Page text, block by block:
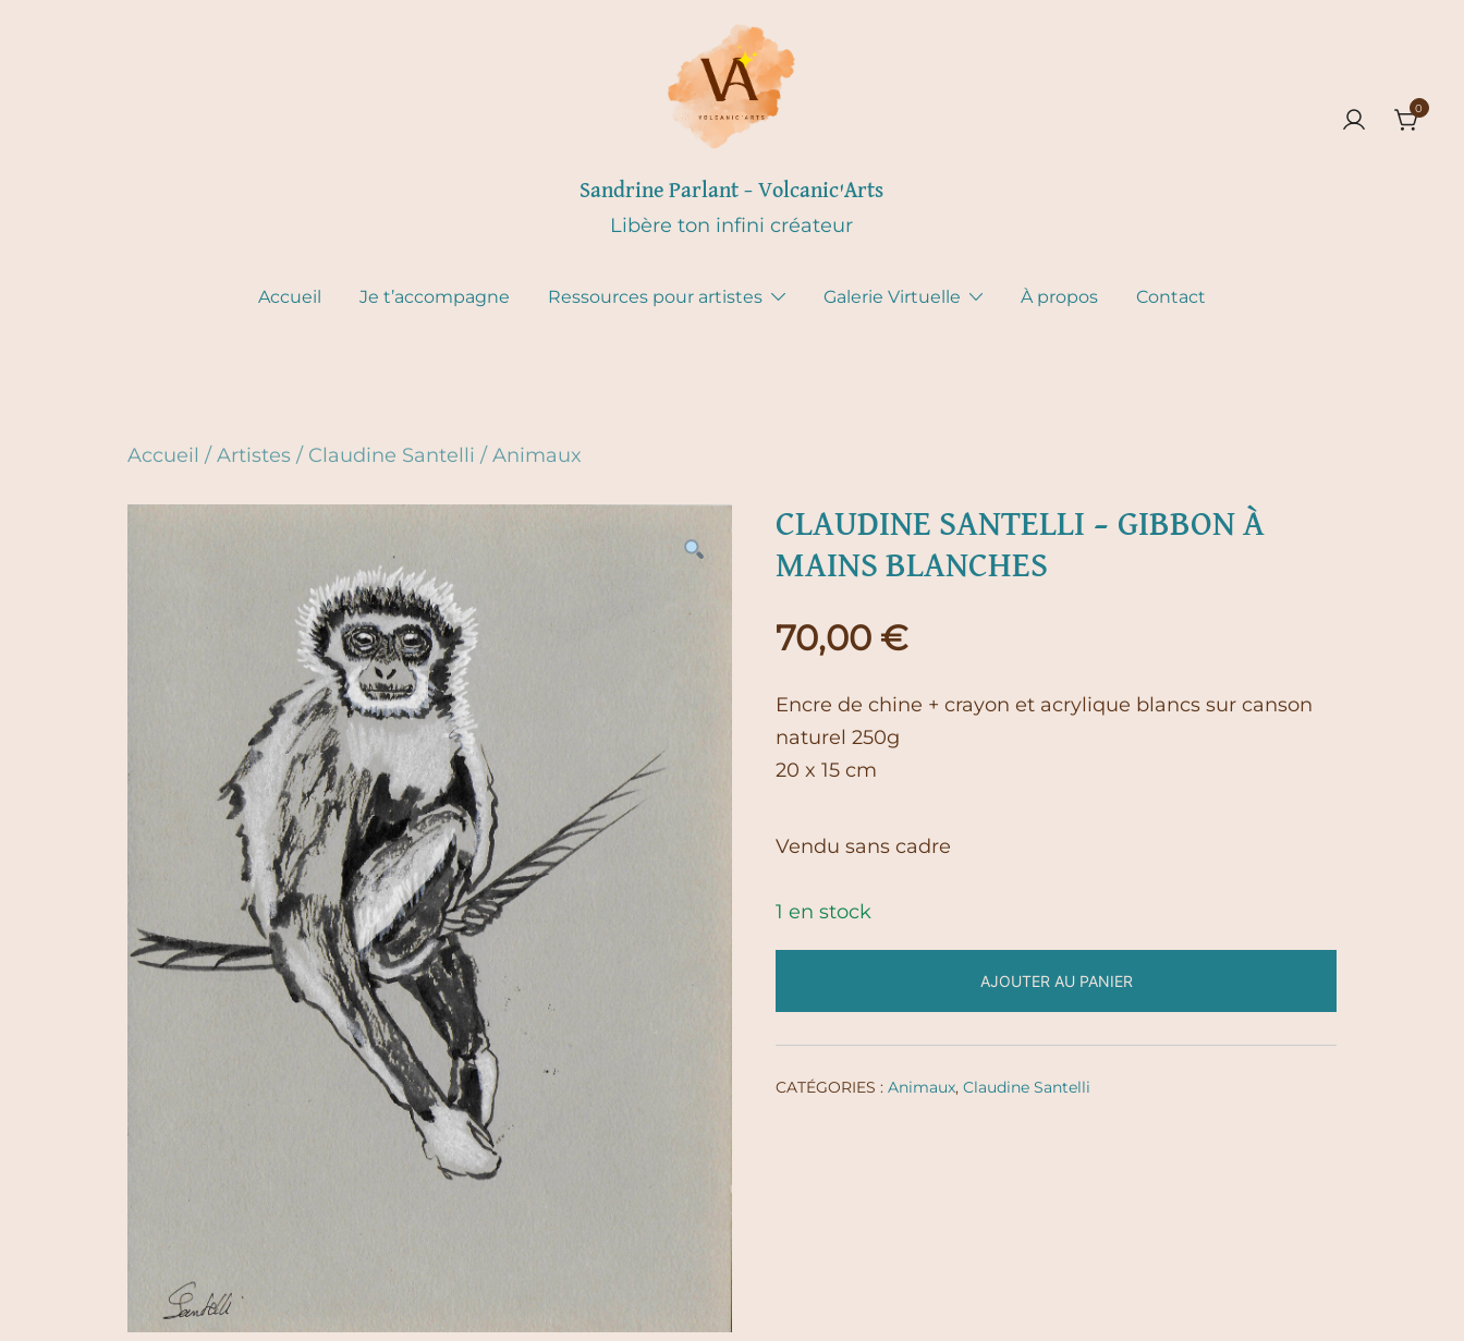
Sandrine Parlant – Volcanic'Arts
Libère ton infini créateur
0
Accueil Je t’accompagne Ressources pour artistes Galerie Virtuelle À propos Contact
Accueil / Artistes / Claudine Santelli / Animaux
CLAUDINE SANTELLI – GIBBON À
MAINS BLANCHES
70,00 €
Encre de chine + crayon et acrylique blancs sur canson
naturel 250g
20 x 15 cm
Vendu sans cadre
1 en stock
AJOUTER AU PANIER
CATÉGORIES : Animaux, Claudine Santelli